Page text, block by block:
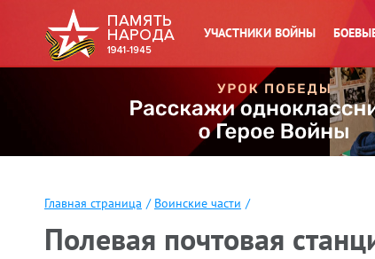
УЧАСТНИКИ ВОЙНЫ
Главная страница / Воинские части /
Полевая почтовая